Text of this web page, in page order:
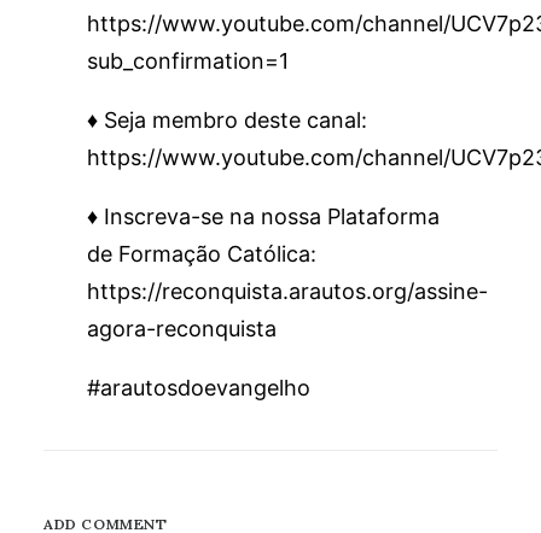
https://www.youtube.com/channel/
sub_confirmation=1
♦️ Seja membro deste canal:
https://www.youtube.com/channel/
♦️ Inscreva-se na nossa Plataforma
de Formação Católica:
https://reconquista.arautos.org/assine-
agora-reconquista
#arautosdoevangelho
ADD COMMENT